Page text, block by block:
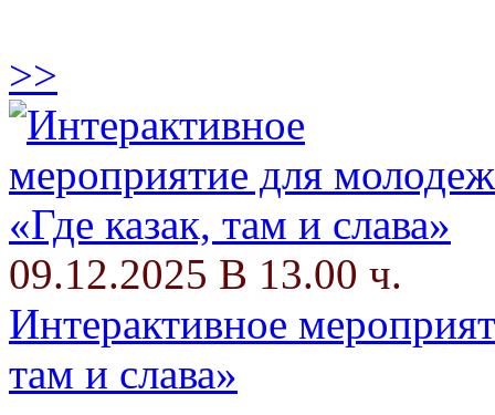
>>
09.12.2025 В 13.00 ч.
Интерактивное
там и слава»